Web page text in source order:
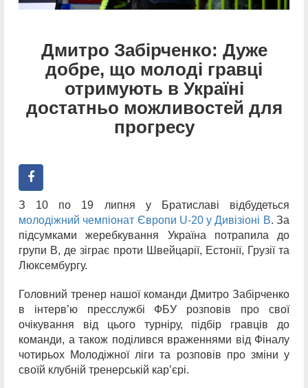
Дмитро Забірченко: Дуже
добре, що молоді гравці
отримують в Україні
достатньо можливостей для
прогресу
З 10 по 19 липня у Братиславі відбудеться
молодіжний чемпіонат Європи U-20 у Дивізіоні В. За
підсумками жеребкування Україна потрапила до
групи В, де зіграє проти Швейцарії, Естонії, Грузії та
Люксембургу.
Головний тренер нашої команди Дмитро Забірченко
в інтерв’ю пресслужбі ФБУ розповів про свої
очікування від цього турніру, підбір гравців до
команди, а також поділився враженнями від Фіналу
чотирьох Молодіжної ліги та розповів про зміни у
своїй клубній тренерській кар’єрі.